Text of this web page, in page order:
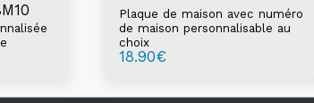
Plaque de maison avec numéro
de maison personnalisable au
choix
18.90€